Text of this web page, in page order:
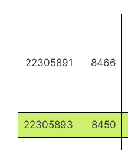
8466
22305891
8450
22305893